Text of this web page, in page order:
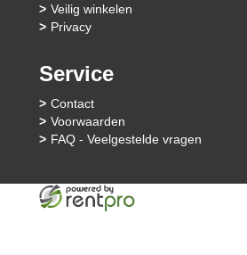
Veilig winkelen
Privacy
Service
Contact
Voorwaarden
FAQ - Veelgestelde vragen